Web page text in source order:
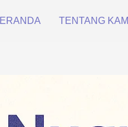
TENTANG KAMI